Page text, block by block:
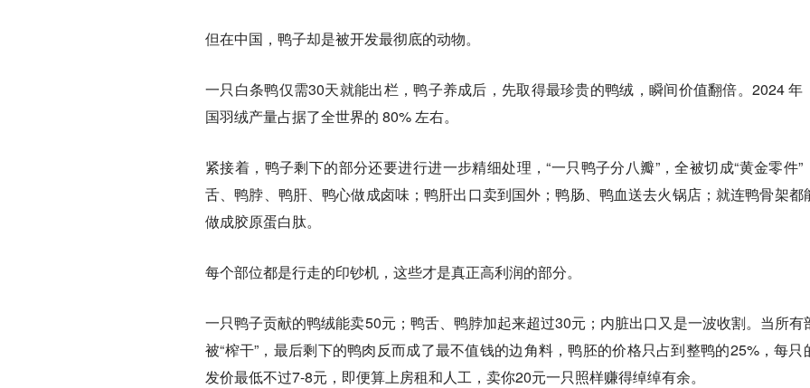
但在中国，鸭子却是被开发最彻底的动物。
一只白条鸭仅需30天就能出栏，鸭子养成后，先取得最珍贵的鸭绒，瞬间价值翻倍。2024 年
国羽绒产量占据了全世界的 80% 左右。
紧接着，鸭子剩下的部分还要进行进一步精细处理，“一只鸭子分八瓣”，全被切成“黄金零件”
舌、鸭脖、鸭肝、鸭心做成卤味；鸭肝出口卖到国外；鸭肠、鸭血送去火锅店；就连鸭骨架都
做成胶原蛋白肽。
每个部位都是行走的印钞机，这些才是真正高利润的部分。
一只鸭子贡献的鸭绒能卖50元；鸭舌、鸭脖加起来超过30元；内脏出口又是一波收割。当所有
被“榨干”，最后剩下的鸭肉反而成了最不值钱的边角料，鸭胚的价格只占到整鸭的25%，每只
发价最低不过7-8元，即便算上房租和人工，卖你20元一只照样赚得绰绰有余。